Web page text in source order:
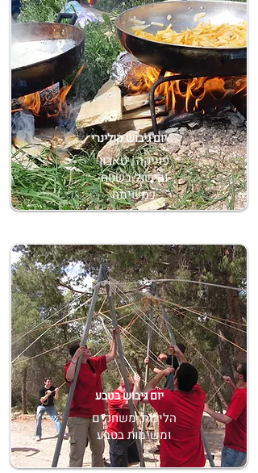
יום גיבוש קולינרי
פוייקה , טאבון
ובישול בשטח
כמשימה
יום גיבוש בטבע
הליכות, משחקים
ומשימות בטבע